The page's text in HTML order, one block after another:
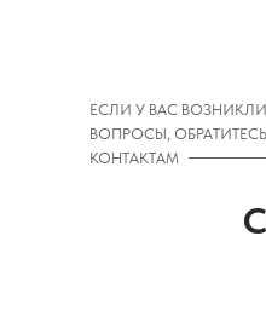
ЕСЛИ У ВАС
ВОПРОСЫ,
КОНТАКТАМ